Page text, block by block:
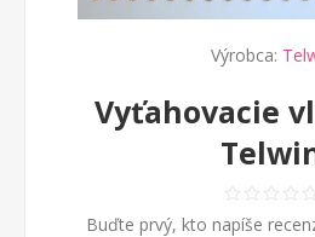
Výrobca:
Vyťahovacie
Buďte prvý, kto napíše